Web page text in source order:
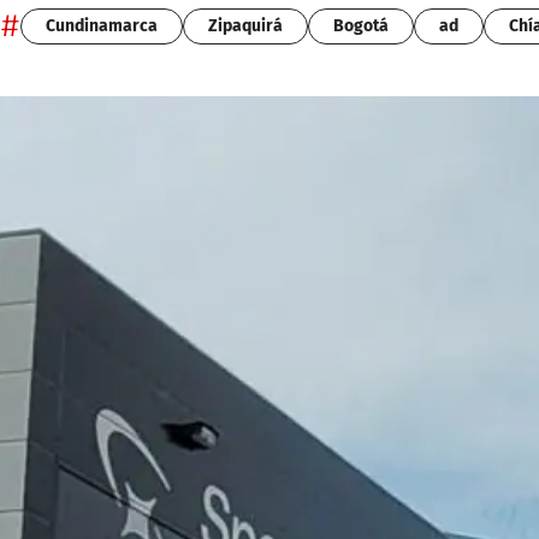
# Cundinamarca Zipaquirá Bogotá ad